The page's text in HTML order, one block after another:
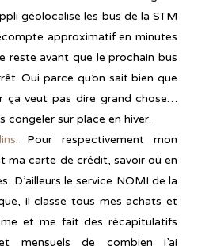
géolocalise les bus de la STM
approximatif en minutes
reste avant que le prochain bus
Oui parce qu’on sait bien que
ça veut pas dire grand chose…
congeler sur place en hiver.
. Pour respectivement mon
ma carte de crédit, savoir où en
D’ailleurs le service NOMI de la
il classe tous mes achats et
et me fait des récapitulatifs
mensuels de combien j’ai